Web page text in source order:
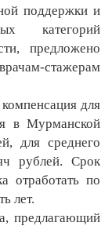
поддержки и
категорий
предложено
стажерам
для
в Мурманской
для среднего
рублей. Срок
отработать по
лет.
предлагающий